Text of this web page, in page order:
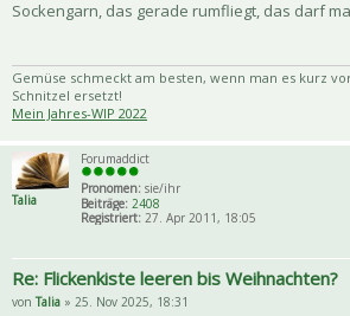
Sockengarn, das gerade rumfliegt, das darf
Gemüse schmeckt am besten, wenn man es kurz
Schnitzel ersetzt!
Mein Jahres-WIP 2022
Talia
Forumaddict
Pronomen: sie/ihr
Beiträge: 2408
Registriert: 27. Apr 2011, 18:05
Re: Flickenkiste leeren bis Weihnachten?
von Talia » 25. Nov 2025, 18:31